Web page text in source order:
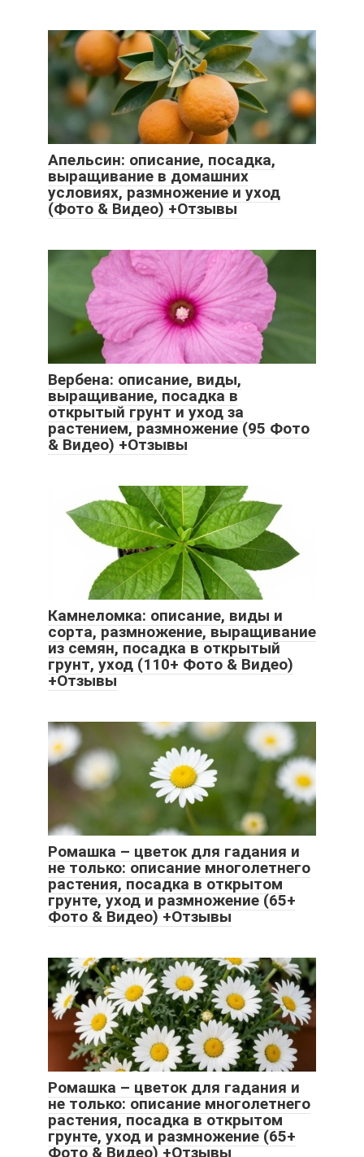
Апельсин: описание, посадка,
выращивание в домашних
условиях, размножение и уход
(Фото & Видео) +Отзывы
Вербена: описание, виды,
выращивание, посадка в
открытый грунт и уход за
растением, размножение (95 Фото
& Видео) +Отзывы
Камнеломка: описание, виды и
сорта, размножение, выращивание
из семян, посадка в открытый
грунт, уход (110+ Фото & Видео)
+Отзывы
Ромашка – цветок для гадания и
не только: описание многолетнего
растения, посадка в открытом
грунте, уход и размножение (65+
Фото & Видео) +Отзывы
Ромашка – цветок для гадания и
не только: описание многолетнего
растения, посадка в открытом
грунте, уход и размножение (65+
Фото & Видео) +Отзывы